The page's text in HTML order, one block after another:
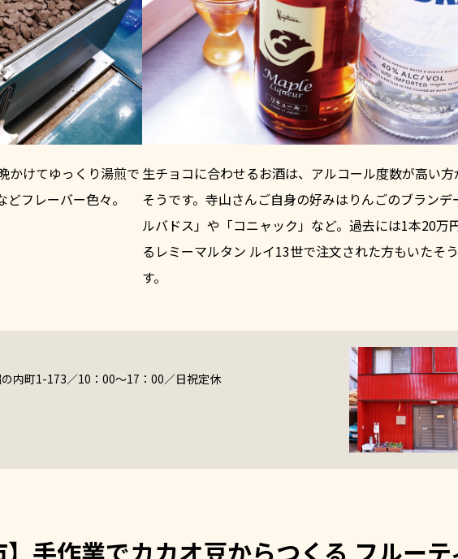
かけてゆっくり湯煎で
フレーバー色々。
生チョコに合わせるお酒は、アルコール度数が高い方
そうです。寺山さんご自身の好みはりんごのブランデ
ルバドス」や「コニャック」など。過去には1本20万
るレミーマルタン ルイ13世で注文された方もいたそ
す。
内町1-173／10：00～17：00／日祝定休